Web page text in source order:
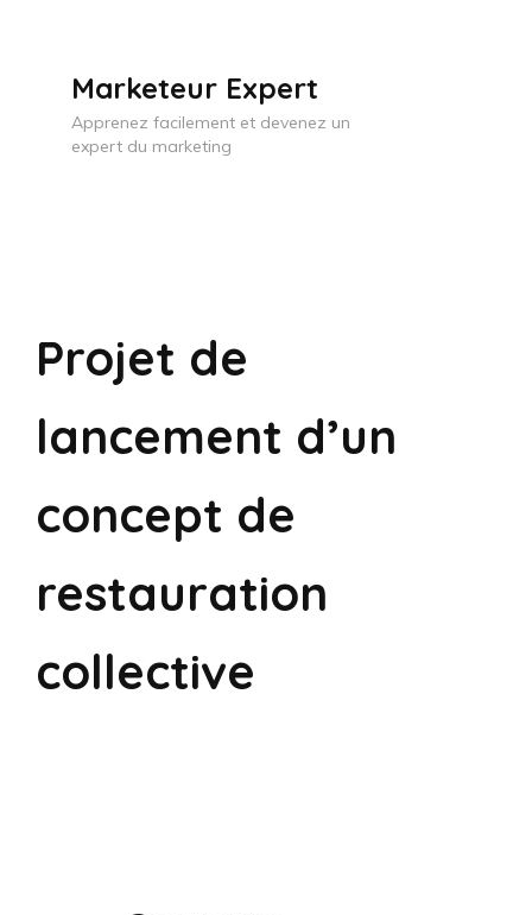
content
(Press
Marketeur Expert
Apprenez facilement et devenez un
expert du marketing
Projet de
lancement d’un
concept de
restauration
collective